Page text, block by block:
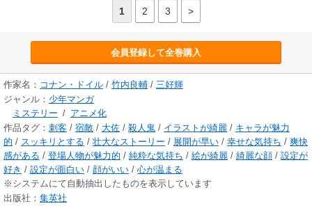
1 2 3 >
会員登録して全巻購入
作家名： コナン・ドイル / 竹内良輔 / 三好輝
ジャンル： 少年マンガ
ミステリー / アニメ化
作品タグ： 刺客 / 宿敵 / 大佐 / 殺人鬼 / イラストが綺麗 / キャラが魅力
的 / スッキリとする / 壮大なストーリー / 展開が早い / 幸せな気持ち / 爽快
感がある / 登場人物が魅力的 / 純粋な気持ち / 絵が綺麗 / 綺麗な顔 / 設定が
好き / 設定が面白い / 顔がいい / 心が温まる
※システムにて自動抽出したものを表示しています
出版社： 集英社